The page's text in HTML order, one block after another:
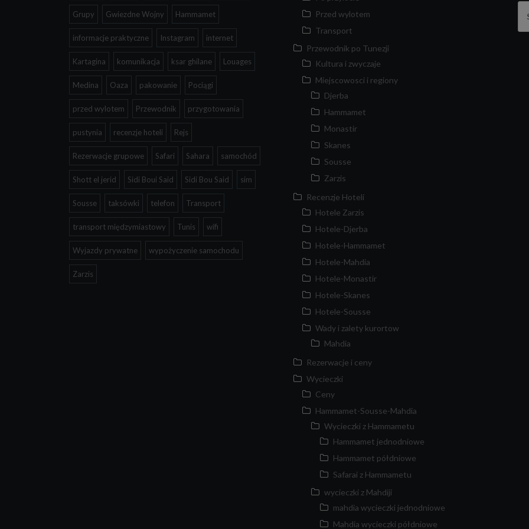
Grupy Gwiezdne Wojny Hammamet
informacje praktyczne Instagram internet
Kartagina komunikacja ksar ghilane Louages
Medina Oaza pakowanie Pociągi
przed wylotem Przewodnik przygotowania
pustynia recenzje hoteli Rejs
Rezerwacje grupowe Safari Sahara samochód
Shott el jerid Sidi Boui Said Sidi Bou Said sim
Sousse taksówki telefon Transport
transport międzymiastowy Tunis wifi
Wyjazdy prywatne wypożyczenie samochodu
Zarzis
Przed wylotem
Transport
Przewodnik po Tunezji
Kultura i zwyczaje
Miejscowosci i regiony
Djerba
Hammamet
Monastir
Skanes
Sousse
Zarzis
Recenzje Hoteli
Hotele Zarzis
Hotele-Djerba
Hotele-Hammamet
Hotele-Mahdia
Hotele-Monastir
Hotele-Skanes
Hotele-Sousse
Wady i zalety kurortow
Mahdia
Rezerwacje i ceny
Wycieczki
Ceny
Hammamet-Sousse-Mahdia
Wycieczki z Hammametu
Hammamet jednodniowe
Hammamet półdniowe
Safarai z Hammametu
wycieczki z Mahdiji
mahdia wycieczki jednodniowe
Mahdia wycieczki półdniowe